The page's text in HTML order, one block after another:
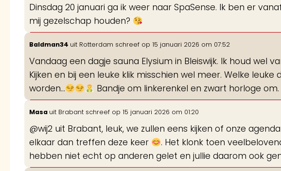
Dinsdag 20 januari ga ik weer naar SpaSense. Ik ben er
mij gezelschap houden?
Baldman34 uit Rotterdam schreef op 15 januari 2026 om 07:52
Vandaag een dagje sauna Elysium in Bleiswijk. Ik houd wel
Kijken en bij een leuke klik misschien wel meer. Welke
worden...
Bandje om linkerenkel en zwart horloge om.
Masa uit Brabant schreef op 15 januari 2026 om 01:20
@wij2 uit Brabant, leuk, we zullen eens kijken of onze
elkaar dan treffen deze keer
. Het klonk toen
hebben niet echt op anderen gelet en jullie daarom ook